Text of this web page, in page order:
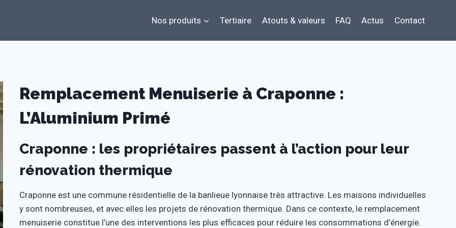
Nos produits Tertiaire Atouts & valeurs FAQ Actus Contact
Remplacement Menuiserie à Craponne :
L’Aluminium Primé
Craponne : les propriétaires passent à l’action pour leur
rénovation thermique
Craponne est une commune résidentielle de la banlieue lyonnaise très attractive. Les maisons individuelles
y sont nombreuses, et avec elles les projets de rénovation thermique. Dans ce contexte, le remplacement
menuiserie constitue l’une des interventions les plus efficaces pour réduire les consommations d’énergie.